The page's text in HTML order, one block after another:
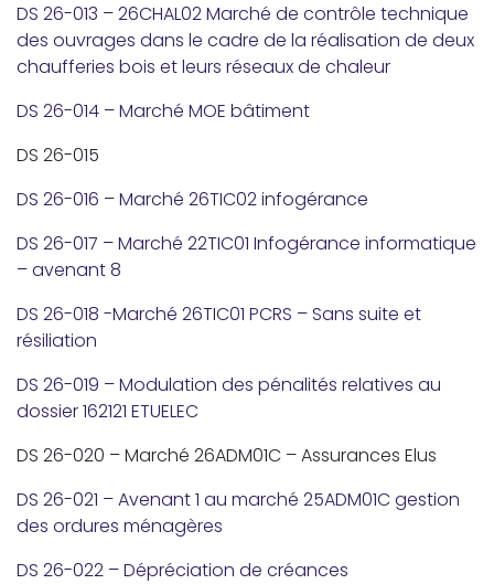
DS 26-013 – 26CHAL02 Marché de contrôle technique
des ouvrages dans le cadre de la réalisation de deux
chaufferies bois et leurs réseaux de chaleur
DS 26-014 – Marché MOE bâtiment
DS 26-015
DS 26-016 – Marché 26TIC02 infogérance
DS 26-017 – Marché 22TIC01 Infogérance informatique
– avenant 8
DS 26-018 -Marché 26TIC01 PCRS – Sans suite et
résiliation
DS 26-019 – Modulation des pénalités relatives au
dossier 162121 ETUELEC
DS 26-020 – Marché 26ADM01C – Assurances Elus
DS 26-021 – Avenant 1 au marché 25ADM01C gestion
des ordures ménagères
DS 26-022 – Dépréciation de créances